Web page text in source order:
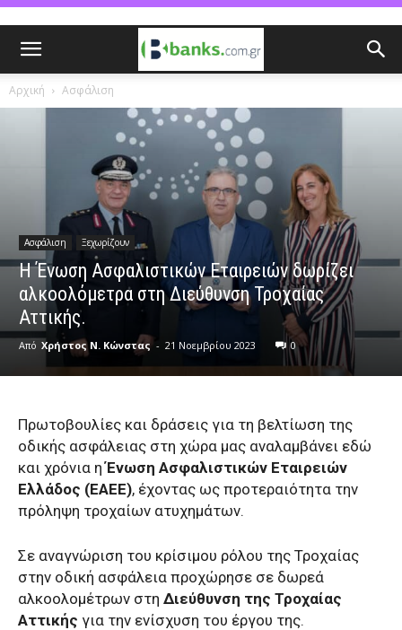
Αρχική Ασφάλιση
Ασφάλιση Ξεχωρίζουν
Η Ένωση Ασφαλιστικών Εταιρειών δωρίζει
αλκοολόμετρα στη Διεύθυνση Τροχαίας
Αττικής.
Από Χρήστος Ν. Κώνστας - 21 Νοεμβρίου 2023 0
Πρωτοβουλίες και δράσεις για τη βελτίωση της
οδικής ασφάλειας στη χώρα μας αναλαμβάνει εδώ
και χρόνια ηΈνωση Ασφαλιστικών Εταιρειών
Ελλάδος (ΕΑΕΕ), έχοντας ως προτεραιότητα την
πρόληψη τροχαίων ατυχημάτων.
Σε αναγνώριση του κρίσιμου ρόλου της Τροχαίας
στην οδική ασφάλεια προχώρησε σε δωρεά
αλκοολομέτρων στη Διεύθυνση της Τροχαίας
Αττικής για την ενίσχυση του έργου της.